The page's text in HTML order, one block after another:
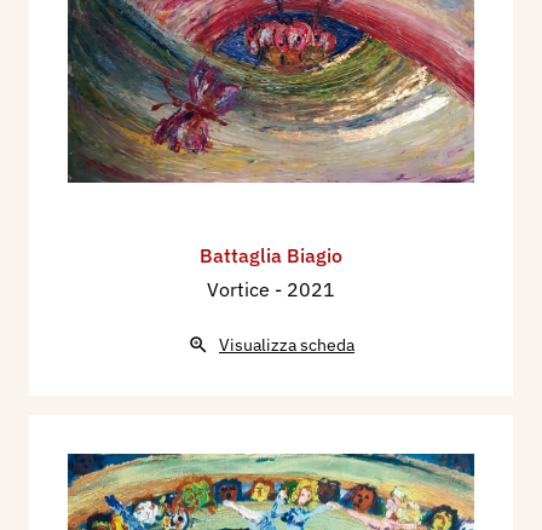
Battaglia Biagio
Vortice - 2021
Visualizza scheda